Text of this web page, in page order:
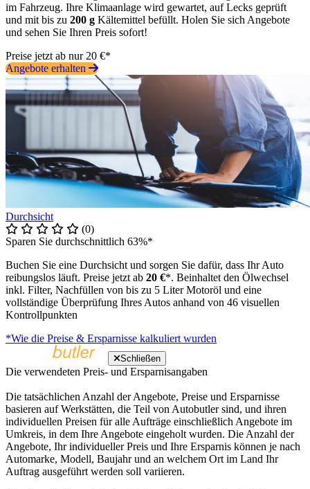
im Fahrzeug. Ihre Klimaanlage wird gewartet, auf Lecks geprüft
und mit bis zu 200 g Kältemittel befüllt. Holen Sie sich Angebote
und sehen Sie Ihren Preis sofort!
Preise jetzt ab nur 20 €*
Angebote erhalten
Durchsicht
(0)
Sparen Sie durchschnittlich 63%*
Buchen Sie eine Durchsicht und sorgen Sie dafür, dass Ihr Auto
reibungslos läuft. Preise jetzt ab 20 €*. Beinhaltet den Ölwechsel
inkl. Filter, Nachfüllen von bis zu 5 Liter Motoröl und eine
vollständige Überprüfung Ihres Autos anhand von 46 visuellen
Kontrollpunkten
*Wie die Preise & Ersparnisse kalkuliert wurden
Schließen
Die verwendeten Preis- und Ersparnisangaben
Die tatsächlichen Anzahl der Angebote, Preise und Ersparnisse
basieren auf Werkstätten, die Teil von Autobutler sind, und ihren
individuellen Preisen für alle Aufträge einschließlich Angebote im
Umkreis, in dem Ihre Angebote eingeholt wurden. Die Anzahl der
Angebote, Ihr individueller Preis und Ihre Ersparnis können je nach
Automarke, Modell, Baujahr und an welchem Ort im Land Ihr
Auftrag ausgeführt werden soll variieren.